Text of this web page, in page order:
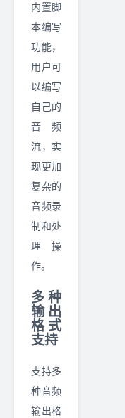
内置脚
本编写
功能，
用户可
以编写
自己的
音频
流，实
现更加
复杂的
音频录
制和处
理操
作。
多种
输出
格式
支持
支持多
种音频
输出格